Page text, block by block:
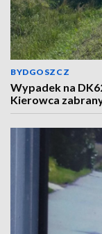
BYDGOSZCZ
Wypadek na
Kierowca